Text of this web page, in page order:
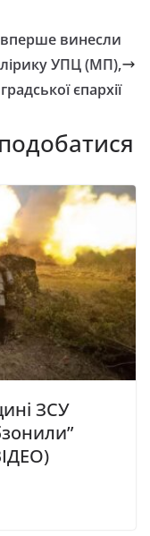
вперше винесли
УПЦ (МП),
єпархії
ЗСУ